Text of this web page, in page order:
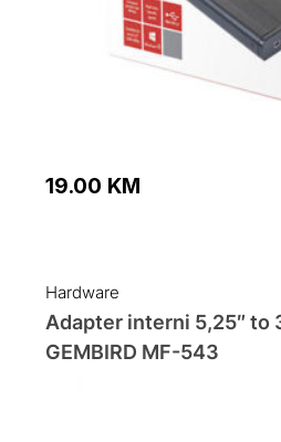
19.00 KM
Hardware
Adapter interni 5,25″ to
GEMBIRD MF-543